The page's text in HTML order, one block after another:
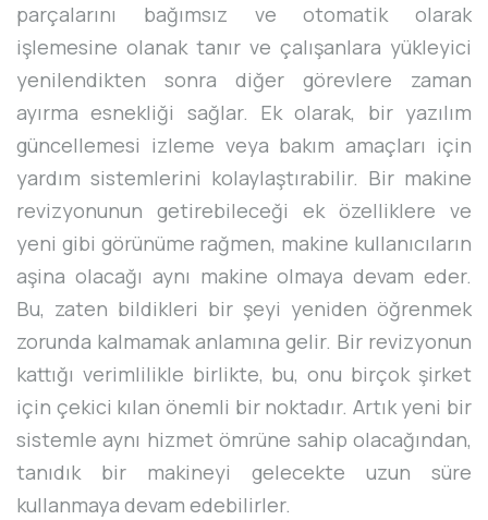
parçalarını bağımsız ve otomatik olarak
işlemesine olanak tanır ve çalışanlara yükleyici
yenilendikten sonra diğer görevlere zaman
ayırma esnekliği sağlar. Ek olarak, bir yazılım
güncellemesi izleme veya bakım amaçları için
yardım sistemlerini kolaylaştırabilir. Bir makine
revizyonunun getirebileceği ek özelliklere ve
yeni gibi görünüme rağmen, makine kullanıcıların
aşina olacağı aynı makine olmaya devam eder.
Bu, zaten bildikleri bir şeyi yeniden öğrenmek
zorunda kalmamak anlamına gelir. Bir revizyonun
kattığı verimlilikle birlikte, bu, onu birçok şirket
için çekici kılan önemli bir noktadır. Artık yeni bir
sistemle aynı hizmet ömrüne sahip olacağından,
tanıdık bir makineyi gelecekte uzun süre
kullanmaya devam edebilirler.